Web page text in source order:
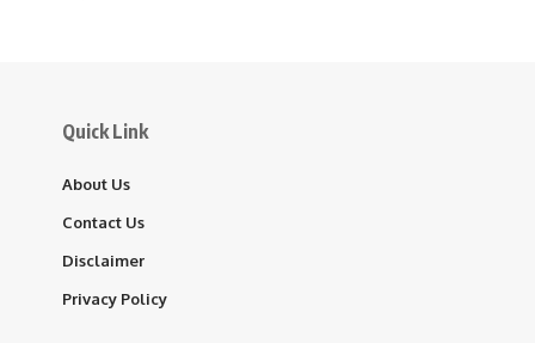
Quick Link
About Us
Contact Us
Disclaimer
Privacy Policy